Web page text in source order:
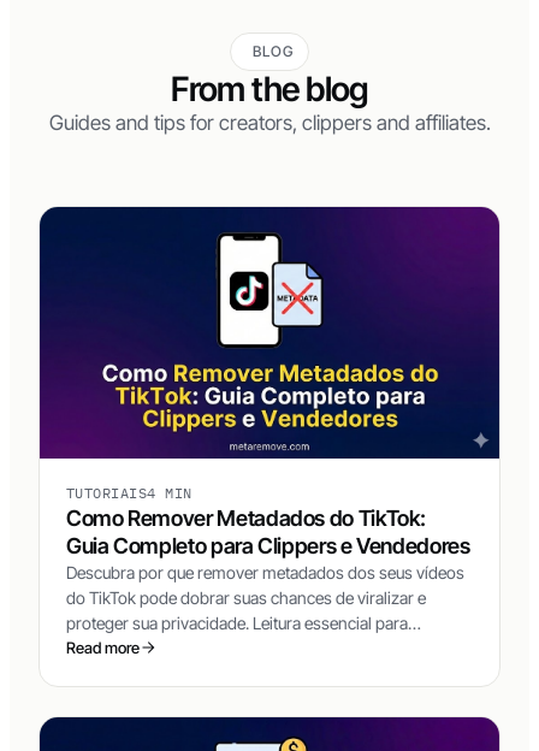
BLOG
From the blog
Guides and tips for creators, clippers and affiliates.
TUTORIAIS4 MIN
Como Remover Metadados do TikTok:
Guia Completo para Clippers e Vendedores
Descubra por que remover metadados dos seus vídeos
do TikTok pode dobrar suas chances de viralizar e
proteger sua privacidade. Leitura essencial para
clippers, vendedores TikTok Shop e afiliados de
Read more